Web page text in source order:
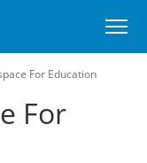
For Education
For